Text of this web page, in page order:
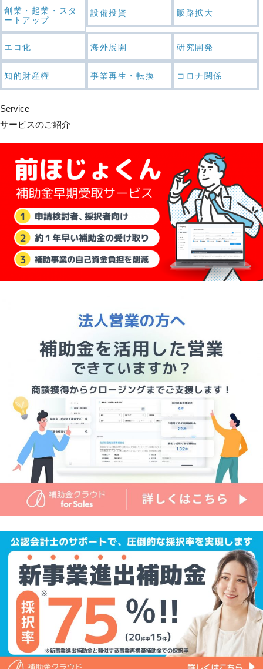
創業・起業・スタ
ートアップ
設備投資 販路拡大
エコ化 海外展開 研究開発
知的財産権 事業再生・転換 コロナ関係
Service
サービスのご紹介